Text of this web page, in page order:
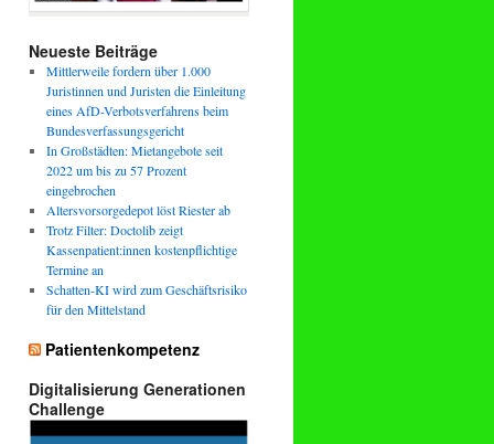
Neueste Beiträge
Mittlerweile fordern über 1.000
Juristinnen und Juristen die Einleitung
eines AfD-Verbotsverfahrens beim
Bundesverfassungsgericht
In Großstädten: Mietangebote seit
2022 um bis zu 57 Prozent
eingebrochen
Altersvorsorgedepot löst Riester ab
Trotz Filter: Doctolib zeigt
Kassenpatient:innen kostenpflichtige
Termine an
Schatten-KI wird zum Geschäftsrisiko
für den Mittelstand
Patientenkompetenz
Digitalisierung Generationen
Challenge